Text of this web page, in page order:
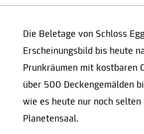
Die Beletage von Schloss
Erscheinungsbild bis heute
Prunkräumen mit kostbaren
über 500 Deckengemälden
wie es heute nur noch
Planetensaal.